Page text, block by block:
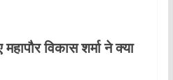
विकास शर्मा ने क्या